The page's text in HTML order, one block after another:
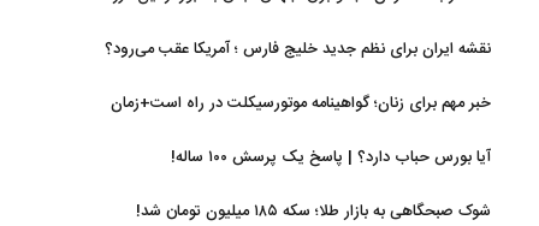
نقشه ایران برای نظم جدید خلیج فارس ؛ آمریکا عقب می‌رود؟
خبر مهم برای زنان؛ گواهینامه موتورسیکلت در راه است+زمان
آیا بورس حباب دارد؟ | پاسخ یک پرسش ۱۰۰ ساله!
شوک صبحگاهی به بازار طلا؛ سکه ۱۸۵ میلیون تومان شد!